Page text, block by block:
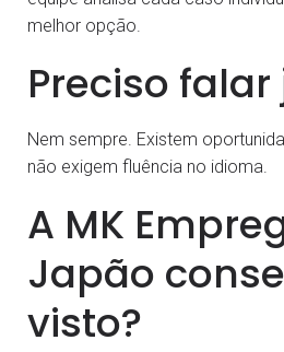
melhor opção.
Preciso
Nem sempre. Existem
não exigem fluência no idioma.
A MK
Japão
visto?